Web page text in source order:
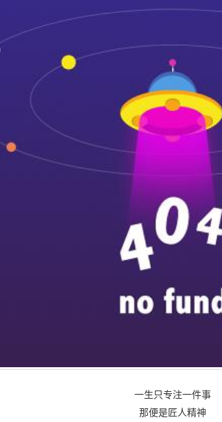
一生只专注一件事
那便是匠人精神